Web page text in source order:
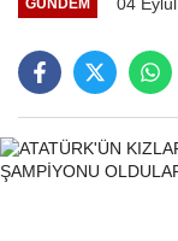
GÜNDEM